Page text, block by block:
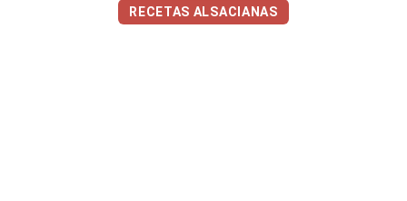
olorosa, que es como se llama en […]
RECETAS ALSACIANAS